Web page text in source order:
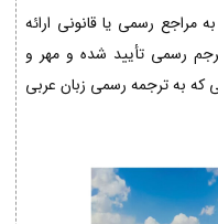
مراجع رسمی یا قانونی ارائه
رسمی تأیید شده و مهر و
که به ترجمه رسمی زبان عربی